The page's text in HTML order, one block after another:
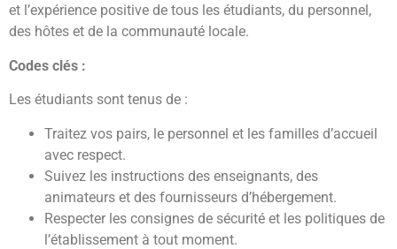
et l’expérience positive de tous les étudiants, du personnel,
des hôtes et de la communauté locale.
Codes clés :
Les étudiants sont tenus de :
Traitez vos pairs, le personnel et les familles d’accueil
avec respect.
Suivez les instructions des enseignants, des
animateurs et des fournisseurs d’hébergement.
Respecter les consignes de sécurité et les politiques de
l’établissement à tout moment.